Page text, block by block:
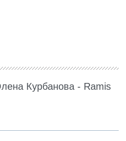
Курбанова - Ramis